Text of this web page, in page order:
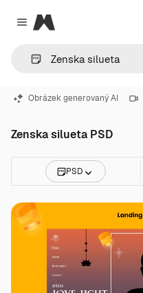
Close menu
Magnific
Obrázek generovaný AI
Zenska silueta PSD
PSD